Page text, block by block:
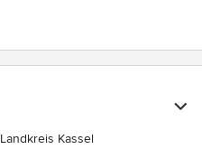
Landkreis Kassel